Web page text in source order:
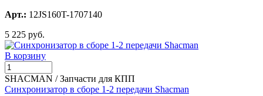
Арт.: 12JS160T-1707140
5 225 руб.
В корзину
SHACMAN / Запчасти для КПП
Синхронизатор в сборе 1-2 передачи Shacman